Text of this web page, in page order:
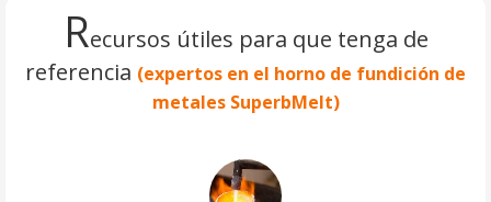
Recursos útiles para que tenga de
referencia (expertos en el horno de fundición de
metales SuperbMelt)